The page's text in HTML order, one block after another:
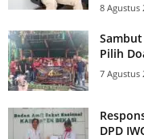
8 Agustus
Pilih
7 Agustus
DPD